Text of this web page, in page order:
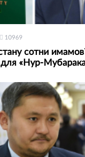
10969
сотни
для «Нур-